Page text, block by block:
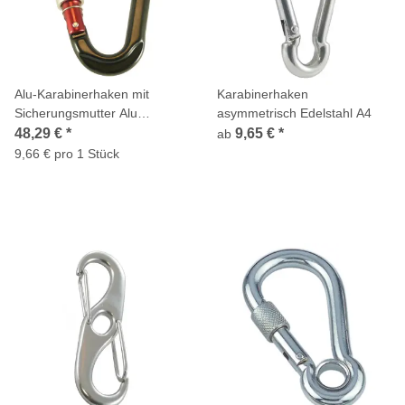
Alu-Karabinerhaken mit
Sicherungsmutter Alu
12x117mm 5 Stück
48,29 € *
9,66 € pro 1 Stück
Karabinerhaken
asymmetrisch Edelstahl A4
ab 9,65 € *